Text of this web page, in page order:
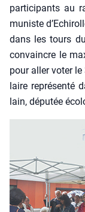
par­ti­ci­pants au
mu­niste
dans les tours
convaincre le
pour aller voter
laire repré­sen­té
lain, dépu­tée